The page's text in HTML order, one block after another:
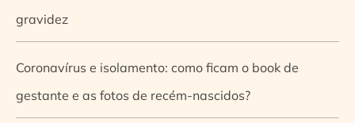
gravidez
Coronavírus e isolamento: como ficam o book de
gestante e as fotos de recém-nascidos?